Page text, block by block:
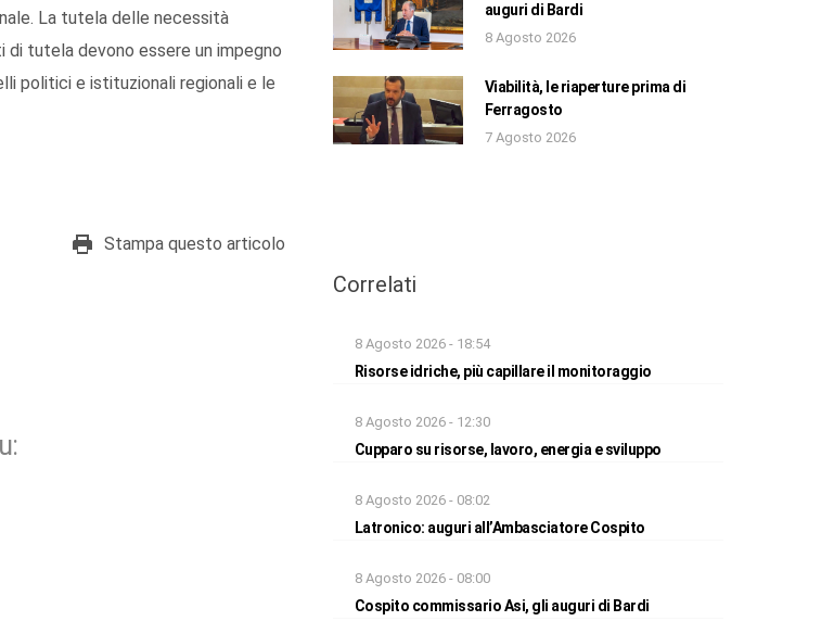
La tutela delle necessità
di tutela devono essere un impegno
politici e istituzionali regionali e le
Stampa questo articolo
auguri di Bardi
8 Agosto 2026
Viabilità, le riaperture prima di
Ferragosto
7 Agosto 2026
Correlati
8 Agosto 2026 - 18:54
Risorse idriche, più capillare il monitoraggio
8 Agosto 2026 - 12:30
Cupparo su risorse, lavoro, energia e sviluppo
8 Agosto 2026 - 08:02
Latronico: auguri all’Ambasciatore Cospito
8 Agosto 2026 - 08:00
Cospito commissario Asi, gli auguri di Bardi